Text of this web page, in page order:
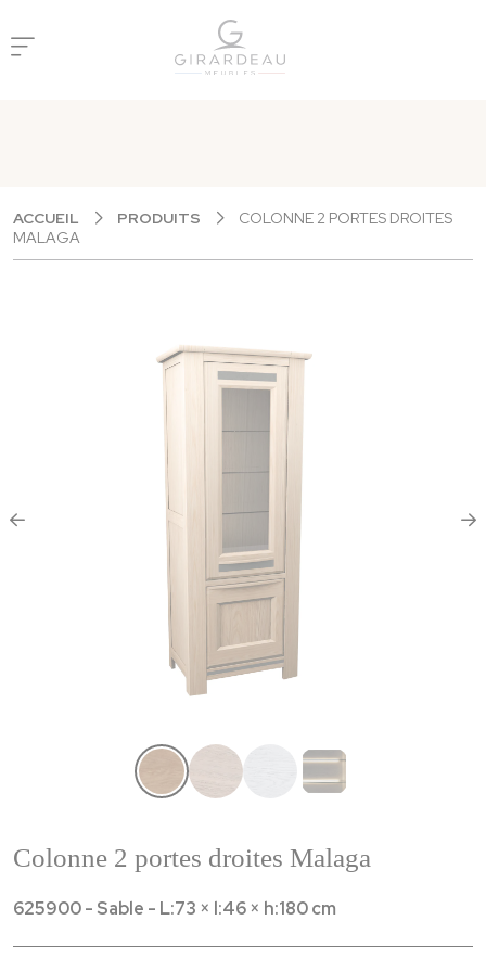
ACCUEIL PRODUITS
COLONNE 2 PORTES DROITES
MALAGA
Colonne 2 portes droites Malaga
625900 - Sable - L:73 × l:46 × h:180 cm